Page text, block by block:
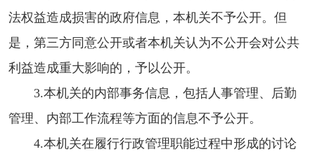
法权益造成损害的政府信息，本机关不予公开。但
是，第三方同意公开或者本机关认为不公开会对公共
利益造成重大影响的，予以公开。
3.本机关的内部事务信息，包括人事管理、后勤
管理、内部工作流程等方面的信息不予公开。
4.本机关在履行行政管理职能过程中形成的讨论